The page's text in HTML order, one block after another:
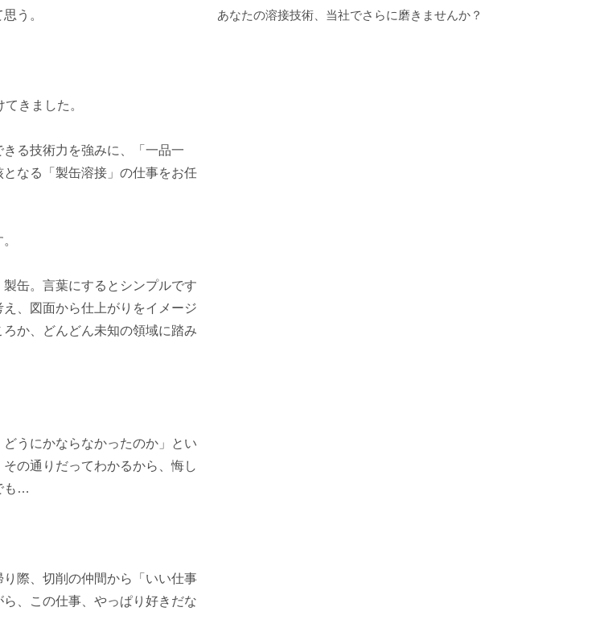
う。
きました。
る技術力を強みに、「一品一
なる「製缶溶接」の仕事をお任
缶。言葉にするとシンプルです
、図面から仕上がりをイメージ
か、どんどん未知の領域に踏み
うにかならなかったのか」とい
の通りだってわかるから、悔し
も…
際、切削の仲間から「いい仕事
、この仕事、やっぱり好きだな
あなたの溶接技術、当社でさらに磨きませんか？